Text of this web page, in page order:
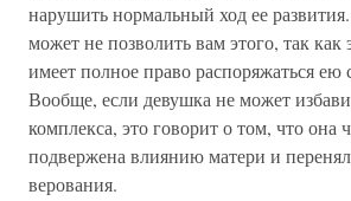
нарушить нормальный ход ее
может не позволить вам этого, так как
имеет полное право распоряжаться ею
Вообще, если девушка не может
комплекса, это говорит о том, что она
подвержена влиянию матери и
верования.